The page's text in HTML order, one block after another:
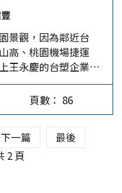
射並加速，末端以
有專家宣稱，匕首
坎德爾戰術彈道飛
軍曾發射2枚匕首飛
專家質疑該目標為穀
著名的綠色隧道平
溪壯闊的河床，左
麗，鄉土情濃，確是
永遠不乏熱情的鐵
逐夢。 集集線鐵路
上確是功不可沒，從
方的繁榮。那時公路
車運送。早年最大宗
的農產品則有稻米、
集、水里和車埕，就
。…
景觀，因為鄰近台
高、桃園機場捷運
王永慶的台塑企業進
口不但成為媒體和影
移居的熱門市鎮。
舊稱「樹林口」的
林口站為標的，坐看
裡可看到同屬林口台
隔著中山高速公路相
會冠上「林口店」
長庚醫院、林口文
頁數： 86
下一篇
最後
2 頁